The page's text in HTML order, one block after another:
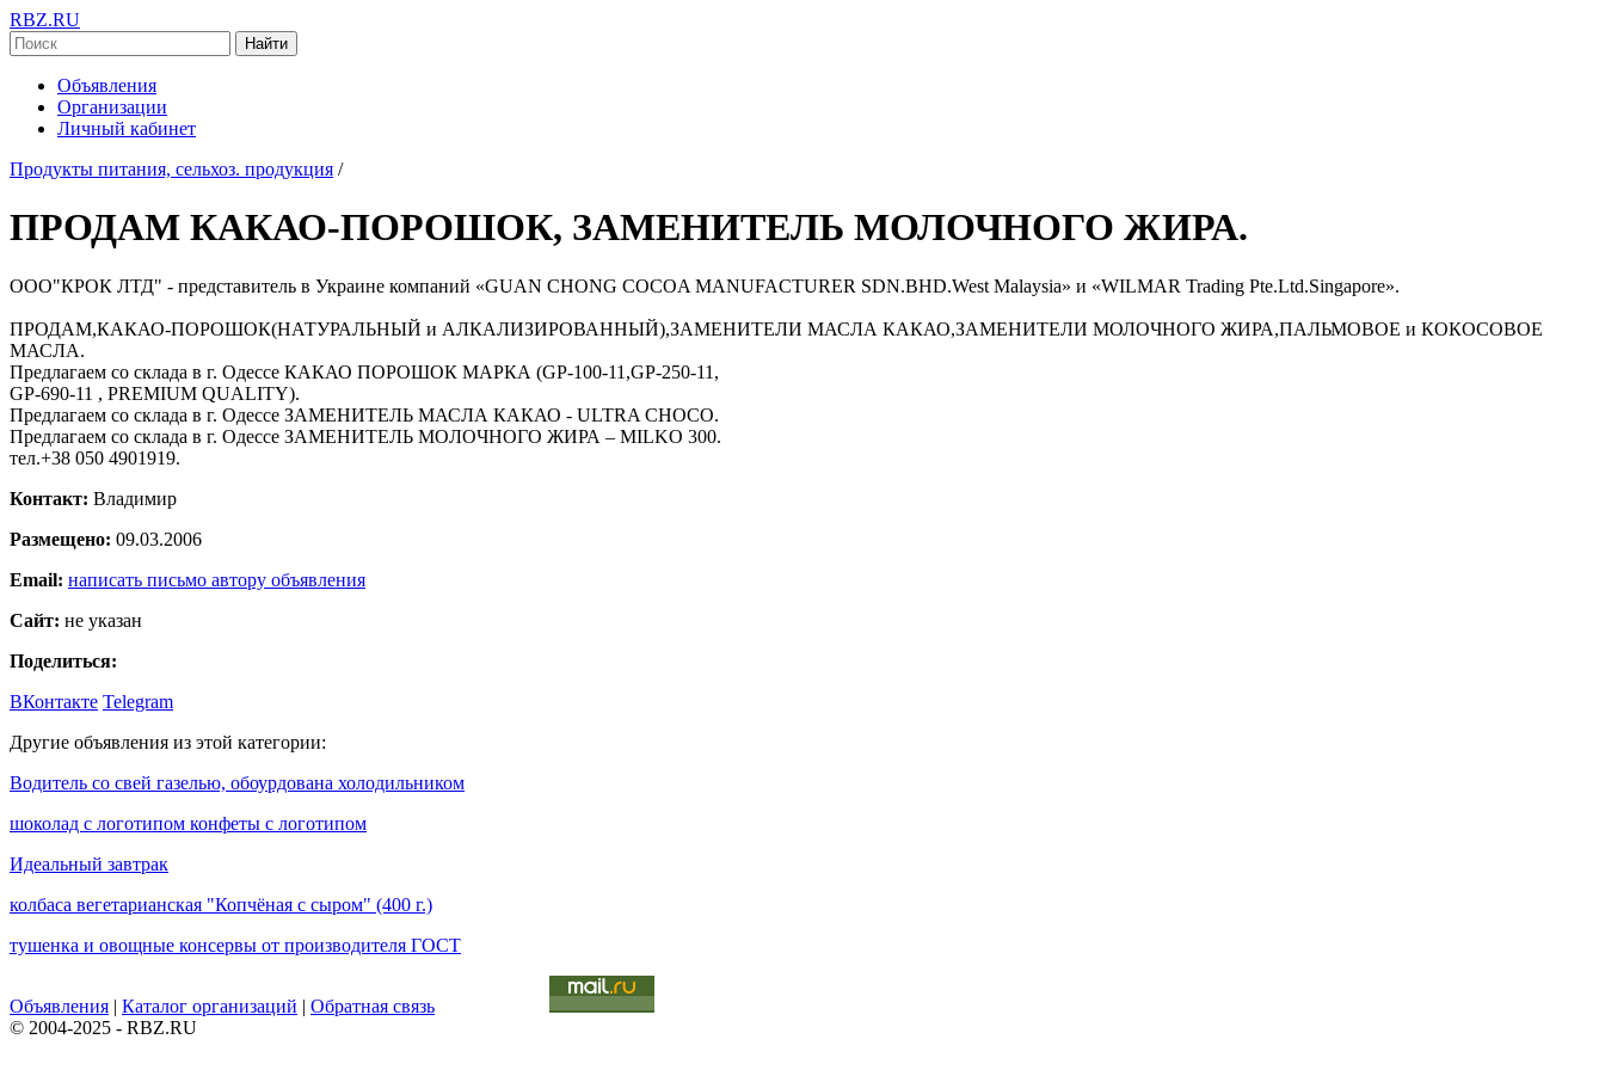
RBZ.RU
Найти
Объявления
Организации
Личный кабинет
Продукты питания, сельхоз. продукция /
ПРОДАМ КАКАО-ПОРОШОК, ЗАМЕНИТЕЛЬ МОЛОЧНОГО ЖИРА.
ООО"КРОК ЛТД" - представитель в Украине компаний «GUAN CHONG COCOA MANUFACTURER SDN.BHD.West Malaysia» и «WILMAR Trading Pte.Ltd.Singapore».
ПРОДАМ,КАКАО-ПОРОШОК(НАТУРАЛЬНЫЙ и АЛКАЛИЗИРОВАННЫЙ),ЗАМЕНИТЕЛИ МАСЛА КАКАО,ЗАМЕНИТЕЛИ МОЛОЧНОГО ЖИРА,ПАЛЬМОВОЕ и КОКОСОВОЕ
МАСЛА.
Предлагаем со склада в г. Одессе КАКАО ПОРОШОК МАРКА (GP-100-11,GP-250-11,
GP-690-11 , PREMIUM QUALITY).
Предлагаем со склада в г. Одессе ЗАМЕНИТЕЛЬ МАСЛА КАКАО - ULTRA CHOCO.
Предлагаем со склада в г. Одессе ЗАМЕНИТЕЛЬ МOЛОЧНОГО ЖИРА – MILKO 300.
тел.+38 050 4901919.
Контакт: Владимир
Размещено: 09.03.2006
Email: написать письмо автору объявления
Сайт: не указан
Поделиться:
ВКонтакте Telegram
Другие объявления из этой категории:
Водитель со свей газелью, обоурдована холодильником
шоколад с логотипом конфеты с логотипом
Идеальный завтрак
колбаса вегетарианская "Копчёная с сыром" (400 г.)
тушенка и овощные консервы от производителя ГОСТ
Объявления | Каталог организаций | Обратная связь
© 2004-2025 - RBZ.RU